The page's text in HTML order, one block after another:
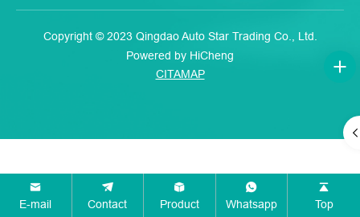
Copyright © 2023 Qingdao Auto Star Trading Co., Ltd.
Powered by HiCheng
CITAMAP
E-mail Contact Product Whatsapp Top